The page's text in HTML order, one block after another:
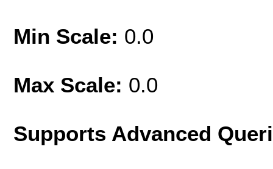
Min Scale: 0.0
Max Scale: 0.0
Supports Advanced